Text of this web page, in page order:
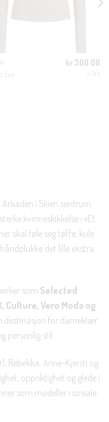
tee
kr 300.00
i Skien sentrum.
kvinneskikkelse i «Et
skal føle seg tøffe, kule
det lille ekstra
som Selected
Culture, Vero Moda og
destinasjon for dameklær
personlig stil.
Rebekka, Anne-Kjersti og
oppriktighet og glede i
som modeller i sosiale
får du 10%